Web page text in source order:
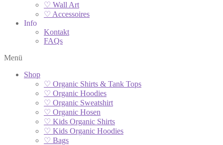
♡ Wall Art
♡ Accessoires
Info
Kontakt
FAQs
Menü
Shop
♡ Organic Shirts & Tank Tops
♡ Organic Hoodies
♡ Organic Sweatshirt
♡ Organic Hosen
♡ Kids Organic Shirts
♡ Kids Organic Hoodies
♡ Bags